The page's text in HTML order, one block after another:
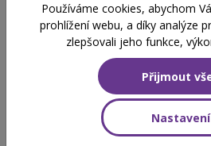
Třídní pravidla
Hodinová dotace
6 vyučovacích hodin
Používáme cookies, abychom
prohlížení webu, a díky analýze
zlepšovali jeho funkce,
Přijmout
Nastavení